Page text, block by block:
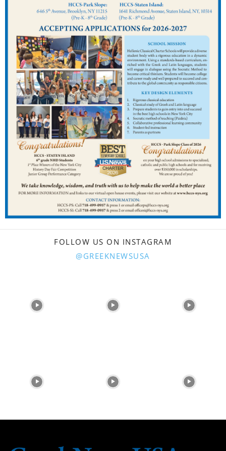
FOLLOW US ON INSTAGRAM
@GREEKNEWSUSA